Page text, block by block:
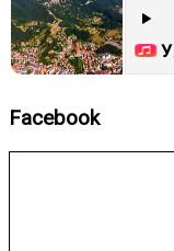
Facebook